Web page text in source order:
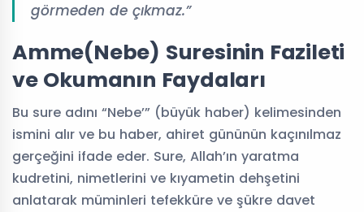
görmeden de çıkmaz.”
Amme(Nebe) Suresinin Fazileti
ve Okumanın Faydaları
Bu sure adını “Nebe’” (büyük haber) kelimesinden
ismini alır ve bu haber, ahiret gününün kaçınılmaz
gerçeğini ifade eder. Sure, Allah’ın yaratma
kudretini, nimetlerini ve kıyametin dehşetini
anlatarak müminleri tefekküre ve şükre davet